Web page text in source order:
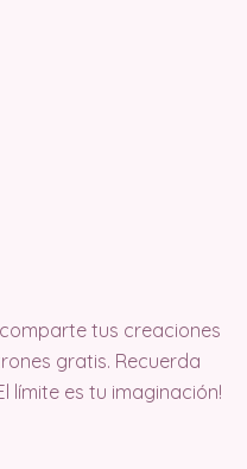
tus creaciones
gratis. Recuerda
límite es tu imaginación!